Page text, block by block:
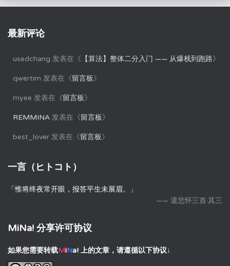
最新评论
usedchang 发表在《 【算法】整体二分入门 —— 从爆栈到跑路》
qwertim 发表在《留言板》
myee 发表在《留言板》
REMMINA 发表在《留言板》
best_lover 发表在《留言板》
一言（ヒトコト）
「惟将终夜常开眼，报答平生未展眉。」
—— 遣悲怀三首·其三
MiNa! 分享许可协议
如果您需要转载MiNa! 上的文章，请遵循以下协议↓